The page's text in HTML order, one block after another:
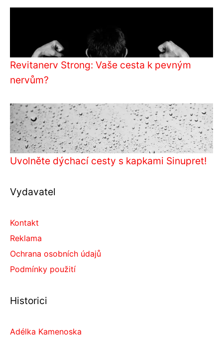
Revitanerv Strong: Vaše cesta k pevným
nervům?
Uvolněte dýchací cesty s kapkami Sinupret!
Vydavatel
Kontakt
Reklama
Ochrana osobních údajů
Podmínky použití
Historici
Adélka Kamenoska